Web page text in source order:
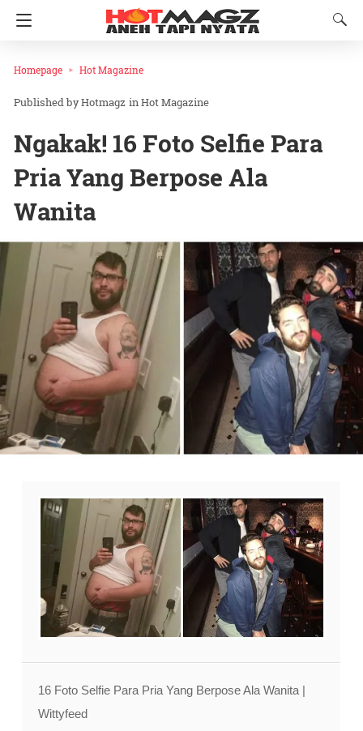
Homepage Hot Magazine
Hotmagz inHot Magazine
Ngakak! 16 Foto Selfie Para
Pria Yang Berpose Ala
Wanita
16 Foto Selfie Para Pria Yang Berpose Ala Wanita |
Wittyfeed